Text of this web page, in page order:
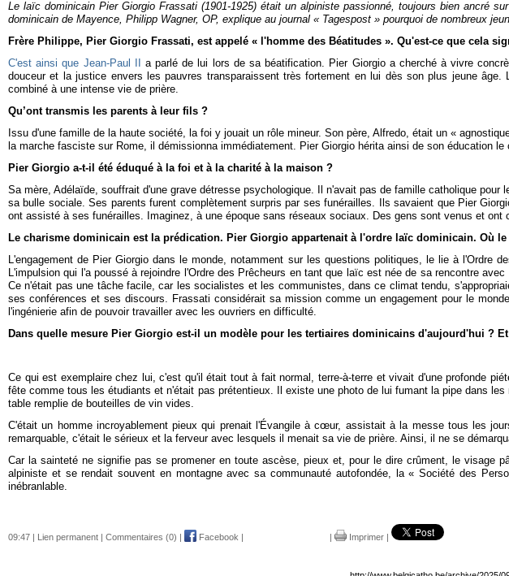
Le laïc dominicain Pier Giorgio Frassati (1901-1925) était un alpiniste passionné, toujours bien ancré
dominicain de Mayence, Philipp Wagner, OP, explique au journal « Tagespost » pourquoi de nombreux
Frère Philippe, Pier Giorgio Frassati, est appelé « l'homme des Béatitudes ». Qu'est-ce que cela
C'est ainsi que Jean-Paul II
a parlé de lui lors de sa béatification. Pier Giorgio a cherché à vivre
douceur et la justice envers les pauvres transparaissent très fortement en lui dès son plus jeune âge.
combiné à une intense vie de prière.
Qu’ont transmis les parents à leur fils ?
Issu d'une famille de la haute société, la foi y jouait un rôle mineur. Son père, Alfredo, était un «
la marche fasciste sur Rome, il démissionna immédiatement. Pier Giorgio hérita ainsi de son éducation
Pier Giorgio a-t-il été éduqué à la foi et à la charité à la maison ?
Sa mère, Adélaïde, souffrait d'une grave détresse psychologique. Il n'avait pas de famille catholique
sa bulle sociale. Ses parents furent complètement surpris par ses funérailles. Ils savaient que Pier
ont assisté à ses funérailles. Imaginez, à une époque sans réseaux sociaux. Des gens sont venus et
Le charisme dominicain est la prédication. Pier Giorgio appartenait à l'ordre laïc dominicain. Où
L'engagement de Pier Giorgio dans le monde, notamment sur les questions politiques, le lie à l'Ordre
L'impulsion qui l'a poussé à rejoindre l'Ordre des Prêcheurs en tant que laïc est née de sa rencontre
Ce n'était pas une tâche facile, car les socialistes et les communistes, dans ce climat tendu,
ses conférences et ses discours. Frassati considérait sa mission comme un engagement pour le
l'ingénierie afin de pouvoir travailler avec les ouvriers en difficulté.
Dans quelle mesure Pier Giorgio est-il un modèle pour les tertiaires dominicains d'aujourd'hui ?
Ce qui est exemplaire chez lui, c'est qu'il était tout à fait normal, terre-à-terre et vivait d'une profonde
fête comme tous les étudiants et n'était pas prétentieux. Il existe une photo de lui fumant la pipe dans
table remplie de bouteilles de vin vides.
C'était un homme incroyablement pieux qui prenait l'Évangile à cœur, assistait à la messe tous les
remarquable, c'était le sérieux et la ferveur avec lesquels il menait sa vie de prière. Ainsi, il ne se
Car la sainteté ne signifie pas se promener en toute ascèse, pieux et, pour le dire crûment, le
alpiniste et se rendait souvent en montagne avec sa communauté autofondée, la « Société des
inébranlable.
09:47 | Lien permanent | Commentaires (0) | Facebook | | Imprimer |